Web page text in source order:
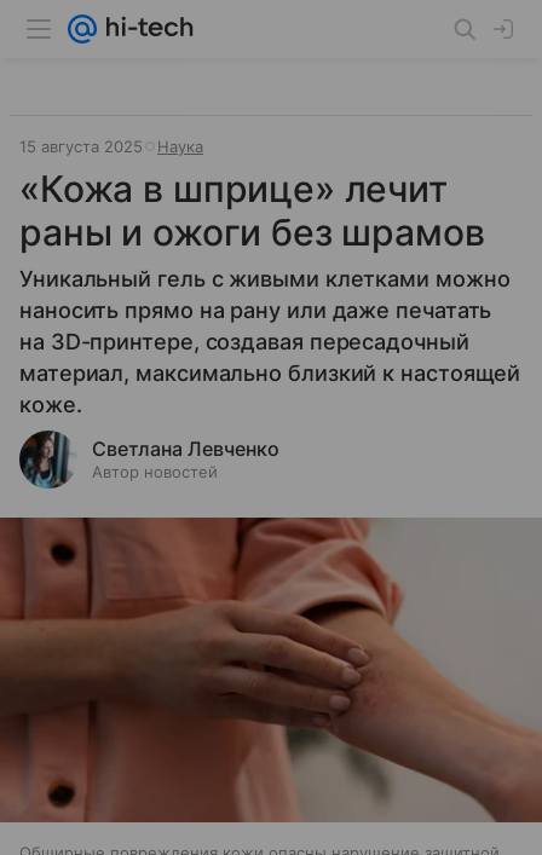
15 августа 2025 Наука
«Кожа в шприце» лечит
раны и ожоги без шрамов
Уникальный гель с живыми клетками можно
наносить прямо на рану или даже печатать
на 3D-принтере, создавая пересадочный
материал, максимально близкий к настоящей
коже.
Светлана Левченко
Автор новостей